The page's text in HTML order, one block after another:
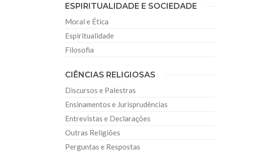
ESPIRITUALIDADE E SOCIEDADE
Moral e Ética
Espiritualidade
Filosofia
CIÊNCIAS RELIGIOSAS
Discursos e Palestras
Ensinamentos e Jurisprudências
Entrevistas e Declarações
Outras Religiões
Perguntas e Respostas